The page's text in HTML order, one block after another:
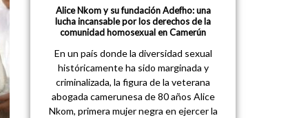
Alice Nkom y su fundación Adefho: una
lucha incansable por los derechos de la
comunidad homosexual en Camerún
En un país donde la diversidad sexual
históricamente ha sido marginada y
criminalizada, la figura de la veterana
abogada camerunesa de 80 años Alice
Nkom, primera mujer negra en ejercer la